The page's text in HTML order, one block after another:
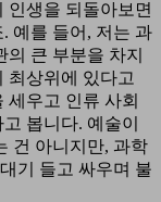
인생을 되돌아보면
예를 들어, 저는 과
큰 부분을 차지
최상위에 있다고
우고 인류 사회
봅니다. 예술이
건 아니지만, 과학
기 들고 싸우며 불